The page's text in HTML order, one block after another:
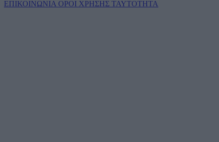
ΕΠΙΚΟΙΝΩΝΙΑ ΟΡΟΙ ΧΡΗΣΗΣ ΤΑΥΤΟΤΗΤΑ